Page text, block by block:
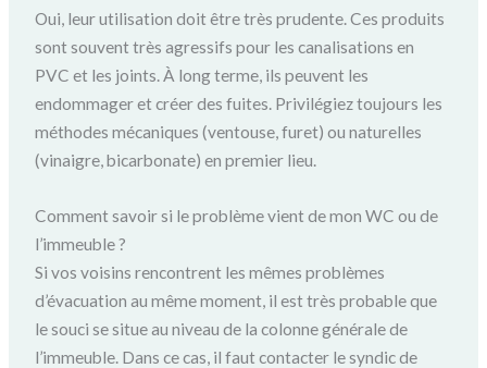
Oui, leur utilisation doit être très prudente. Ces produits
sont souvent très agressifs pour les canalisations en
PVC et les joints. À long terme, ils peuvent les
endommager et créer des fuites. Privilégiez toujours les
méthodes mécaniques (ventouse, furet) ou naturelles
(vinaigre, bicarbonate) en premier lieu.
Comment savoir si le problème vient de mon WC ou de
l’immeuble ?
Si vos voisins rencontrent les mêmes problèmes
d’évacuation au même moment, il est très probable que
le souci se situe au niveau de la colonne générale de
l’immeuble. Dans ce cas, il faut contacter le syndic de